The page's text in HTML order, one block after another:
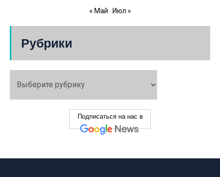
« Май
Июл »
Рубрики
Подписаться на нас в